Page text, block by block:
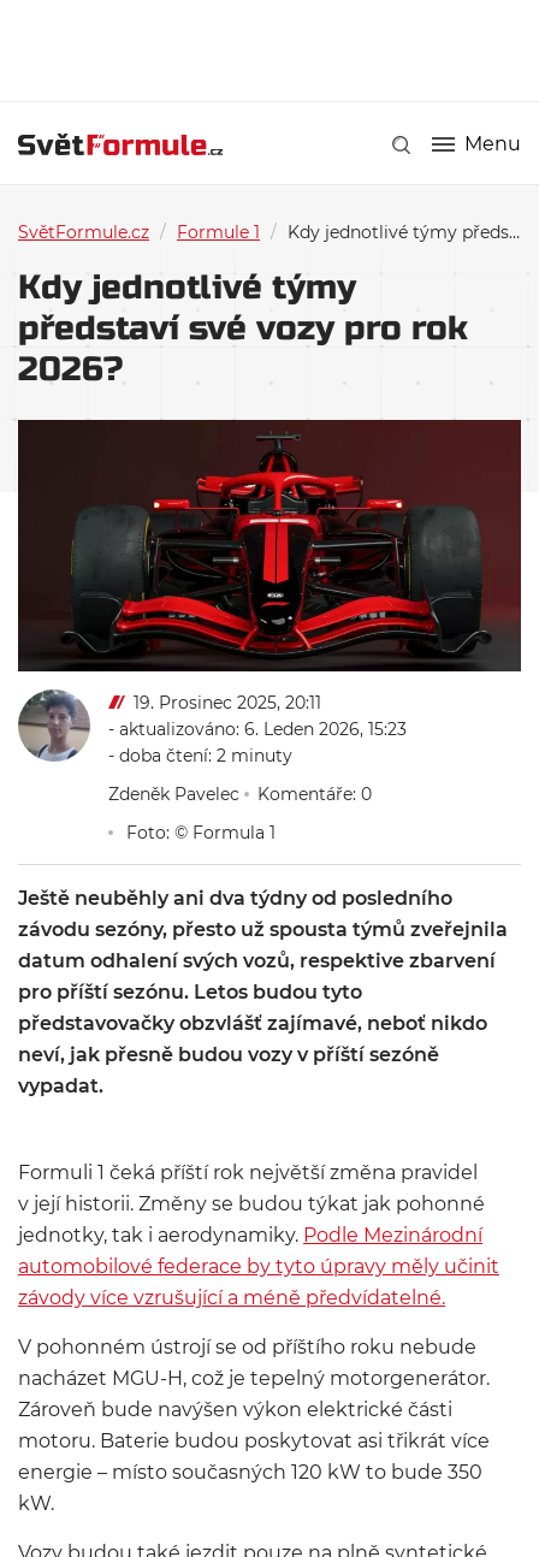
Menu
SvětFormule.cz / Formule 1 / Kdy jednotlivé týmy představí své vozy pro rok 2026?
Kdy jednotlivé týmy
představí své vozy pro rok
2026?
19. Prosinec 2025, 20:11
- aktualizováno: 6. Leden 2026, 15:23
- doba čtení: 2 minuty
Zdeněk Pavelec
Komentáře: 0
Foto: © Formula 1
Ještě neuběhly ani dva týdny od posledního
závodu sezóny, přesto už spousta týmů zveřejnila
datum odhalení svých vozů, respektive zbarvení
pro příští sezónu. Letos budou tyto
představovačky obzvlášť zajímavé, neboť nikdo
neví, jak přesně budou vozy v příští sezóně
vypadat.
Formuli 1 čeká příští rok největší změna pravidel
v její historii. Změny se budou týkat jak pohonné
jednotky, tak i aerodynamiky. Podle Mezinárodní
automobilové federace by tyto úpravy měly učinit
závody více vzrušující a méně předvídatelné.
V pohonném ústrojí se od příštího roku nebude
nacházet MGU-H, což je tepelný motorgenerátor.
Zároveň bude navýšen výkon elektrické části
motoru. Baterie budou poskytovat asi třikrát více
energie – místo současných 120 kW to bude 350
kW.